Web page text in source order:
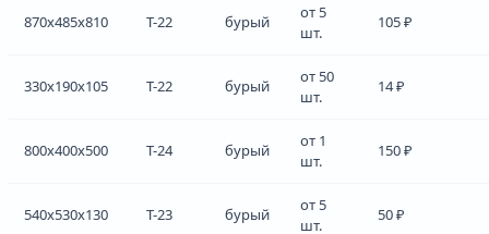
870x485x810 Т-22 бурый
от 5
шт.
105 ₽
330x190x105 Т-22 бурый
от 50
шт.
14 ₽
800x400x500 Т-24 бурый
от 1
шт.
150 ₽
540x530x130 Т-23 бурый
от 5
шт.
50 ₽